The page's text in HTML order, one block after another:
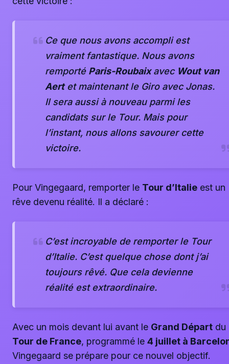
Ce que nous avons accompli est
vraiment fantastique. Nous avons
remporté Paris-Roubaixavec Wout van
Aertet maintenant le Giro avec Jonas.
Il sera aussi à nouveau parmi les
candidats sur le Tour. Mais pour
l’instant, nous allons savourer cette
victoire.
Pour Vingegaard, remporter le Tour d’Italie est un
rêve devenu réalité. Il a déclaré :
C’est incroyable de remporter le Tour
d’Italie. C’est quelque chose dont j’ai
toujours rêvé. Que cela devienne
réalité est extraordinaire.
Avec un mois devant lui avant le Grand Départ du
Tour de France, programmé le 4 juillet à
Vingegaard se prépare pour ce nouvel objectif.